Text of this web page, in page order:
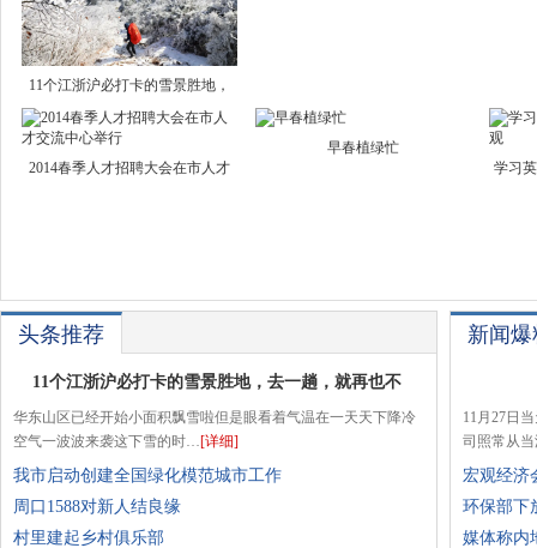
11个江浙沪必打卡的雪景胜地，
2014春季人才招聘大会在市人才
早春植绿忙
学习
头条推荐
11个江浙沪必打卡的雪景胜地，去一趟，就再也不
华东山区已经开始小面积飘雪啦但是眼看着气温在一天天下降冷
空气一波波来袭这下雪的时…[详细]
我市启动创建全国绿化模范城市工作
周口1588对新人结良缘
村里建起乡村俱乐部
新闻爆
11月27日
司照常从
宏观经济
环保部下
媒体称内